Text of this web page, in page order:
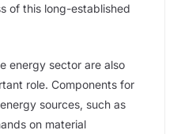
of this long-established
energy sector are also
role. Components for
sources, such as
on material